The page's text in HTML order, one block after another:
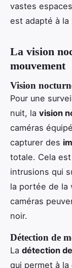
vastes
est adapté à la
La vision
mouvement
Vision
Pour une
nuit, la vision
caméras
capturer des
totale. Cela
intrusions qui
la portée de
caméras
noir.
Détection de
La détection
qui permet à